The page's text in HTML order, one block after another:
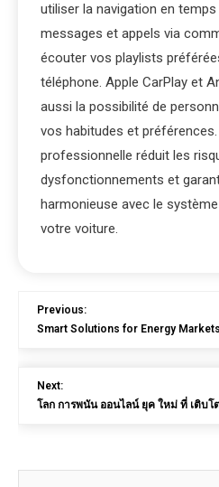
utiliser la navigation en
messages et appels via
écouter vos playlists
téléphone. Apple CarPlay et
aussi la possibilité de
vos habitudes et
professionnelle réduit les
dysfonctionnements et
harmonieuse avec le
votre voiture.
Previous:
Smart Solutions for Energy Markets
Next:
โลก การพนัน ออนไลน์ ยุค ใหม่ ที่ เติบโ